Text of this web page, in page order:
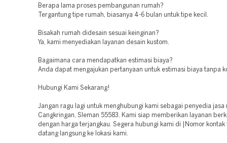
Berapa lama proses pembangunan rumah?
Tergantung tipe rumah, biasanya 4-6 bulan untuk tipe kecil.
Bisakah rumah didesain sesuai keinginan?
Ya, kami menyediakan layanan desain kustom.
Bagaimana cara mendapatkan estimasi biaya?
Anda dapat mengajukan pertanyaan untuk estimasi biaya tanpa
Hubungi Kami Sekarang!
Jangan ragu lagi untuk menghubungi kami sebagai penyedia jasa
Cangkringan, Sleman 55583. Kami siap memberikan layanan
dengan harga terjangkau. Segera hubungi kami di |Nomor kontak
datang langsung ke lokasi kami.